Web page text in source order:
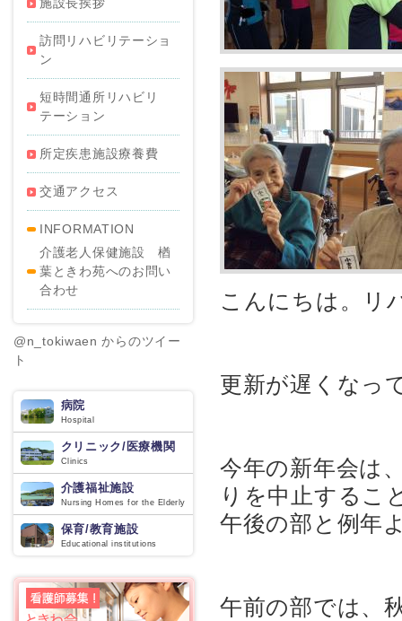
こんにちは。リ
更新が遅くなっ
今年の新年会は
りを中止するこ
午後の部と例年
午前の部では、
訪問リハビリテーショ
ン
短時間通所リハビリ
テーション
所定疾患施設療養費
交通アクセス
INFORMATION
介護老人保健施設 楢
葉ときわ苑へのお問い
合わせ
@n_tokiwaen からのツイー
ト
病院
Hospital
クリニック/医療機関
Clinics
介護福祉施設
Nursing Homes for the Elderly
保育/教育施設
Educational institutions